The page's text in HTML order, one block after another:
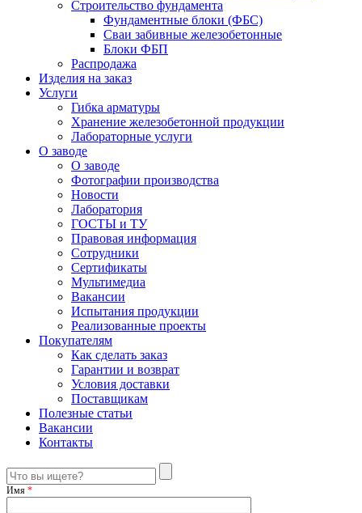
Строительство фундамента
Фундаментные блоки (ФБС)
Сваи забивные железобетонные
Блоки ФБП
Распродажа
Изделия на заказ
Услуги
Гибка арматуры
Хранение железобетонной продукции
Лабораторные услуги
О заводе
О заводе
Фотографии производства
Новости
Лаборатория
ГОСТЫ и ТУ
Правовая информация
Сотрудники
Сертификаты
Мультимедиа
Вакансии
Испытания продукции
Реализованные проекты
Покупателям
Как сделать заказ
Гарантии и возврат
Условия доставки
Поставщикам
Полезные статьи
Вакансии
Контакты
Имя *